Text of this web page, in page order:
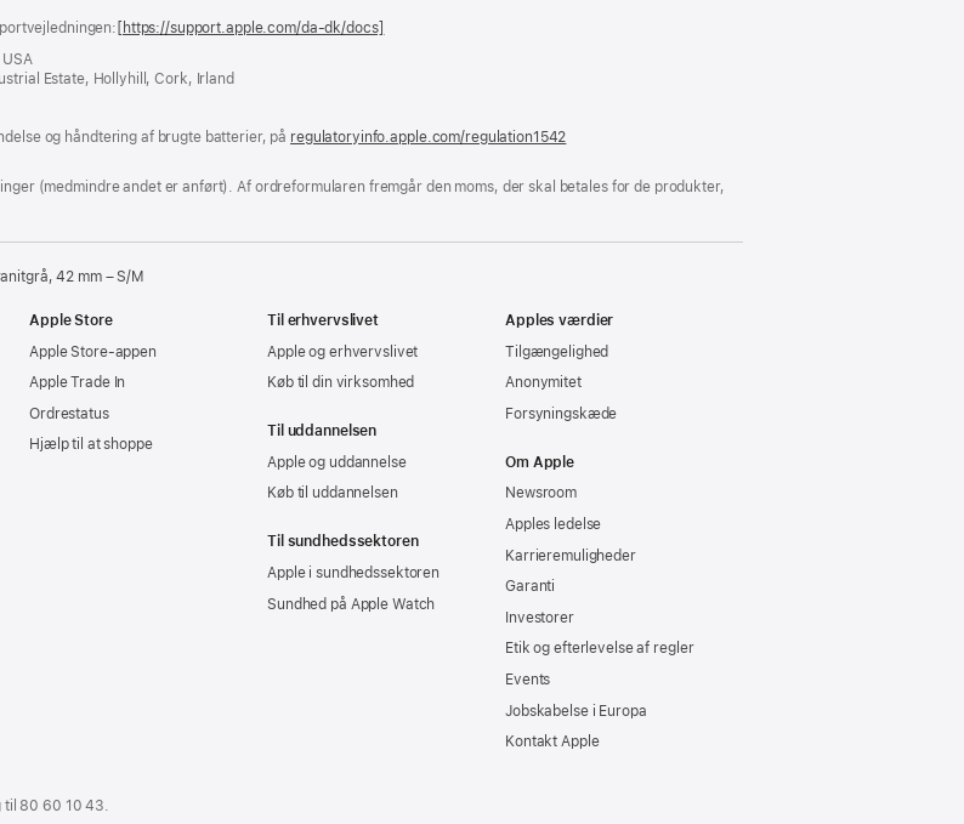
[https://support.apple.com/da-dk/docs]
Estate, Hollyhill, Cork, Irland
og håndtering af brugte batterier, på regulatoryinfo.apple.com/regulation1542
nyt
(medmindre andet er anført). Af ordreformularen fremgår den moms, der skal betales for de produkter,
42 mm – S/M
Apple Store
Apple Store-appen
Apple Trade In
Ordrestatus
Hjælp til at shoppe
Til erhvervslivet
Apple og erhvervslivet
Køb til din virksomhed
Til uddannelsen
Apple og uddannelse
Køb til uddannelsen
Til sundhedssektoren
Apple i sundhedssektoren
Sundhed på Apple Watch
Apples værdier
Tilgængelighed
Anonymitet
Forsyningskæde
Om Apple
Newsroom
Apples ledelse
Karrieremuligheder
Garanti
Investorer
Etik og efterlevelse af regler
Events
Jobskabelse i Europa
Kontakt Apple
til80 60 10 43.